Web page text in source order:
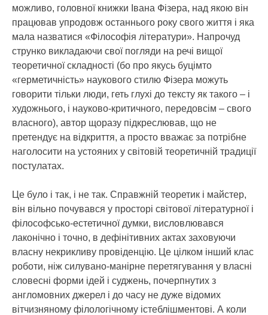
можливо, головної книжки Івана Фізера, над якою він
працював упродовж останнього року свого життя і яка
мала назватися «Філософія літератури». Напрочуд
струнко викладаючи свої погляди на речі вищої
теоретичної складності (бо про якусь буцімто
«герметичність» наукового стилю Фізера можуть
говорити тільки люди, геть глухі до тексту як такого – і
художнього, і науково-критичного, передовсім – свого
власного), автор щоразу підкреслював, що не
претендує на відкриття, а просто вважає за потрібне
наголосити на устояних у світовій теоретичній традиції
постулатах.
Це було і так, і не так. Справжній теоретик і майстер,
він вільно почувався у просторі світової літературної і
філософсько-естетичної думки, висловлювався
лаконічно і точно, в дефінітивних актах заховуючи
власну некрикливу провіденцію. Це цілком інший клас
роботи, ніж силувано-манірне перетягування у власні
словесні форми ідей і суджень, почерпнутих з
англомовних джерел і до часу не дуже відомих
вітчизняному філологічному істеблішментові. А коли